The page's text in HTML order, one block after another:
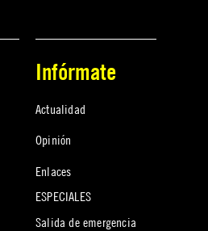
Infórmate
Actualidad
Opinión
Enlaces
ESPECIALES
Salida de emergencia